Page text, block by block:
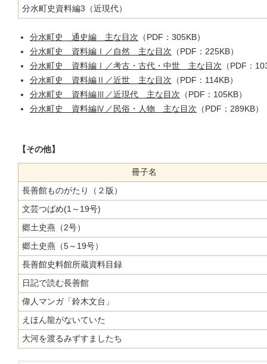
分水町史資料編3（近現代）
分水町史 通史編 主な目次 （PDF：305KB）
分水町史 資料編Ⅰ／自然 主な目次 （PDF：225KB）
分水町史 資料編Ⅰ／考古・古代・中世 主な目次 （PDF：
分水町史 資料編Ⅱ／近世 主な目次 （PDF：114KB）
分水町史 資料編Ⅲ／近現代 主な目次 （PDF：105KB）
分水町史 資料編Ⅳ／民俗・人物 主な目次 （PDF：289KB）
【その他】
冊子名
長善館ものがたり（２版）
文芸つばめ(1～19号)
郷土史燕（2号）
郷土史燕（5～19号）
長善館史料館所蔵資料目録
日記で読む長善館
偉人マンガ「鈴木文台」
えほん龍がないていた
大河を渡るみずすましたち